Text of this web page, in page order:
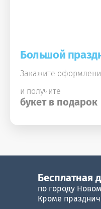
Большой
Закажите
и получите
букет в подарок
Бесплатная
по городу
Кроме